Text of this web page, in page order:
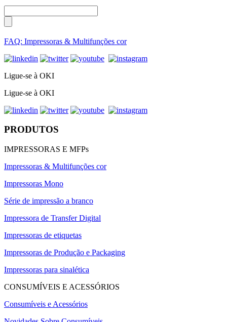
FAQ: Impressoras & Multifunções cor
Ligue-se à OKI
Ligue-se à OKI
PRODUTOS
IMPRESSORAS E MFPs
Impressoras & Multifunções cor
Impressoras Mono
Série de impressão a branco
Impressora de Transfer Digital
Impressoras de etiquetas
Impressoras de Produção e Packaging
Impressoras para sinalética
CONSUMÍVEIS E ACESSÓRIOS
Consumíveis e Acessórios